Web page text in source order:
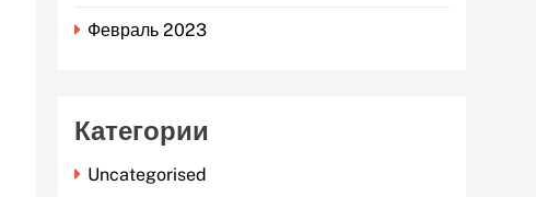
Февраль 2023
Категории
Uncategorised